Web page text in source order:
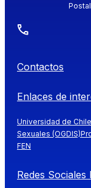
Contactos
Enlaces de
Universidad de Chile
Sexuales (OGDIS)
FEN
Redes Sociales